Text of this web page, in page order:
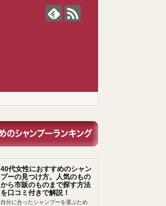
40代女性におすすめのシャン
プーの見つけ方。人気のもの
から市販のものまで探す方法
を口コミ付きで解説！
自分に合ったシャンプーを選ぶため